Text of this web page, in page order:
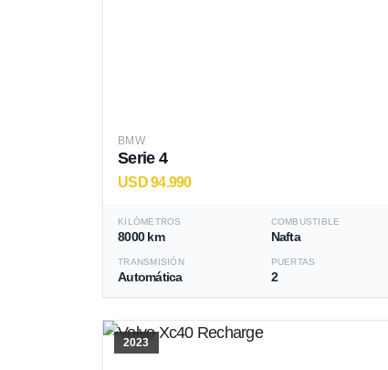
BMW
Serie 4
USD 94.990
KILÓMETROS
8000 km
COMBUSTIBLE
Nafta
TRANSMISIÓN
Automática
PUERTAS
2
2023